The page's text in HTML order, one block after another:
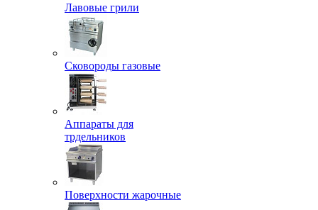
Лавовые грили
Сковороды газовые
Аппараты для
трдельников
Поверхности жарочные